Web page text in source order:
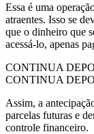
Essa é uma
atraentes. Isso se
que o dinheiro que
acessá-lo, apenas
CONTINUA
CONTINUA
Assim, a
parcelas futuras e
controle financeiro.